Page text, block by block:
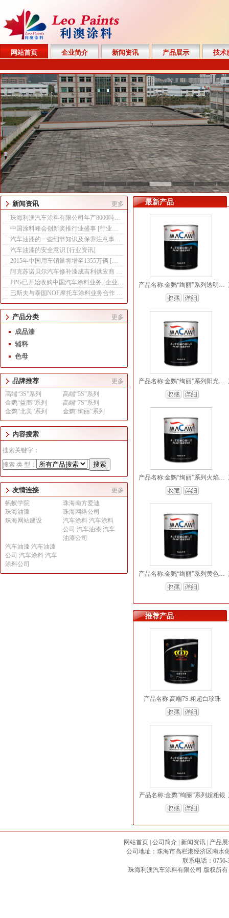
网站首页 企业简介 新闻资讯 产品展示 技术
5
新闻资讯
更多
珠海利澳汽车涂料有限公司年产8000吨工业漆生产线改建项目 报告表全本公示
中国涂料峰会创新奖推行业盛事 [行业资讯
汽车油漆的一些细节知识及保养注意事项
汽车油漆的安全意识 [行业资讯]
2015年中国用车销量将增至1355万辆 [行业资讯
阿克苏诺贝尔汽车修补漆成吉利供应商
[行业资讯
PPG已开始收购中国汽车涂料业务 [企业新闻
巴斯夫与泰国NOF摩托车涂料业务合作
[行业资讯
产品分类 更多
成品漆
辅料
色母
品牌推荐
更多
高端“3S”系列
高端“5S”系列
金鹦“益商”系列
高端“7S”系列
金鹦“北美”系列
金鹦“绚丽”系列
内容搜索
搜索关键字：
搜索 类 型：
友情连接
更多
蚂蚁学院
珠海南方爱迪
珠海油漆
珠海网络公司
珠海网站建设
汽车涂料 汽车涂料
公司 汽车油漆 汽车
油漆公司
汽车油漆 汽车油漆
公司 汽车涂料 汽车
涂料公司
最新产品
产品名称:金鹦“绚丽”系列透明褐色
产品名称:金鹦“绚丽”系列阳光金水晶珍珠
产品名称:金鹦“绚丽”系列火焰铜水晶珍珠
产品名称:金鹦“绚丽”系列黄色珍珠
推荐产品
产品名称:高端7S 粗超白珍珠
产品名称:金鹦“绚丽”系列超粗银
网站首页 公司简介 新闻资讯
产品
公司地址：珠海市高栏港经济区南水
联系电话：0756-
珠海利澳汽车涂料有限公司 版权所有